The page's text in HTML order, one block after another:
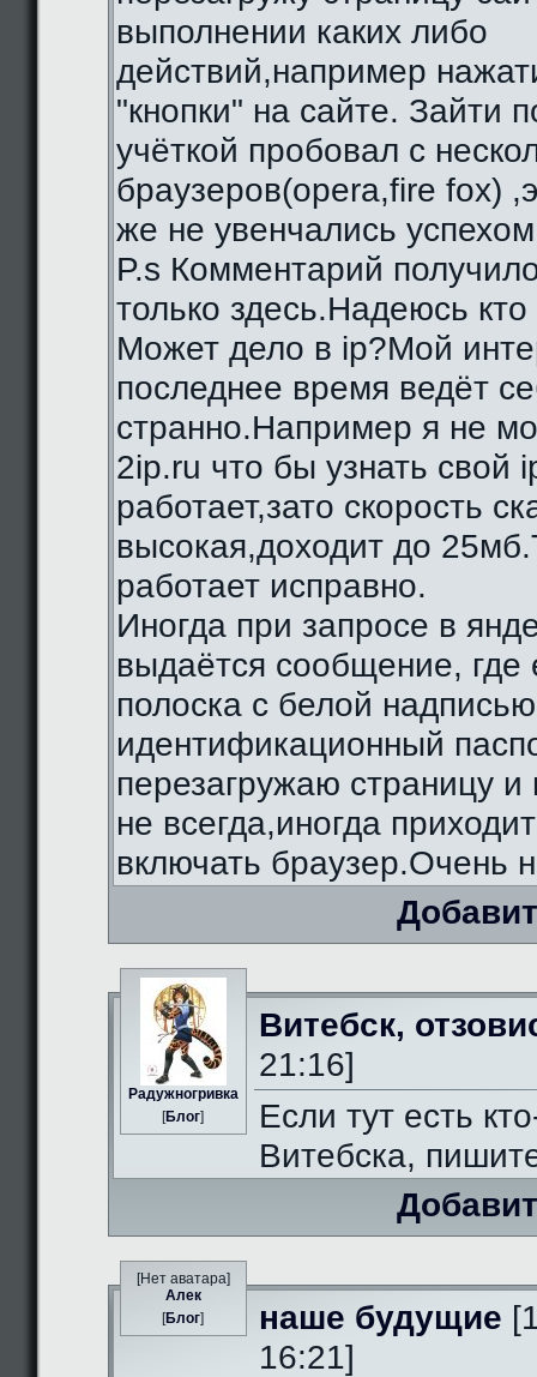
выполнении каких либо
действий,например
"кнопки" на сайте. Зайти
учёткой пробовал с
браузеров(opera,fire fox)
же не увенчались
P.s Комментарий
только здесь.Надеюсь
Может дело в ip?Мой
последнее время ведёт
странно.Например я не
2ip.ru что бы узнать свой
работает,зато скорость
высокая,доходит до
работает исправно.
Иногда при запросе в
выдаётся сообщение, где
полоска с белой
идентификационный
перезагружаю страницу и
не всегда,иногда
включать браузер.Очень
Радужногривка
[Блог]
Витебск,
21:16]
Если тут есть
Витебска,
[Нет аватара]
Алек
[Блог] наше будущие
16:21]